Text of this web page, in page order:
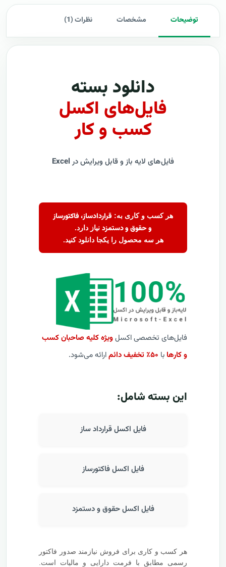
توضیحات مشخصات نظرات (1)
دانلود بسته
فایل‌های اکسل
کسب و کار
فایل‌های لایه باز و قابل ویرایش در Excel
هر کسب و کاری به: قراردادساز، فاکتورساز
و حقوق و دستمزد نیاز دارد.
هر سه محصول را یکجا دانلود کنید.
فایل‌های تخصصی اکسلویژه کلیه صاحبان کسب
و کارها با ۵۰٪ تخفیف دائم ارائه می‌شود.
این بسته شامل:
فایل اکسل قرارداد ساز
فایل اکسل فاکتورساز
فایل اکسل حقوق و دستمزد
هر کسب و کاری برای فروش نیازمند صدور فاکتور
رسمی مطابق با فرمت دارایی و مالیات است.